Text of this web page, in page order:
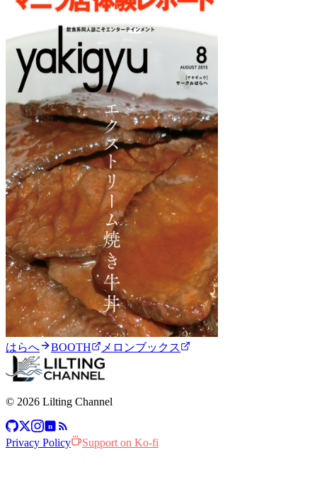
はらへ BOOTH メロンブックス
© 2026 Lilting Channel
n
Privacy Policy Support on Ko-fi